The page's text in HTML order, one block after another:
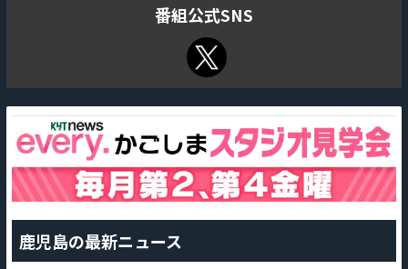
番組公式SNS
鹿児島の最新ニュース